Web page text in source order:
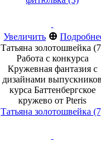
Увеличить ⊕
Татьяна золотошвейка
Работа с конкурса
Кружевная фантазия с
дизайнами выпускников
курса Баттенбергское
кружево от Pteris
Татьяна золотошвейка